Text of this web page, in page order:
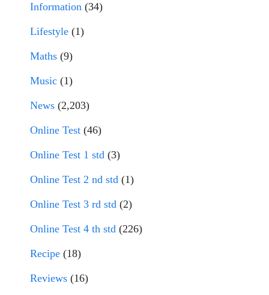
Information (34)
Lifestyle (1)
Maths (9)
Music (1)
News (2,203)
Online Test (46)
Online Test 1 std (3)
Online Test 2 nd std (1)
Online Test 3 rd std (2)
Online Test 4 th std (226)
Recipe (18)
Reviews (16)